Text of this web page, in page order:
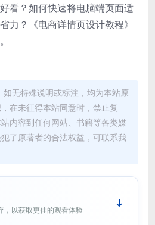
看？如何快速将电脑端页面适
力？《电商详情页设计教程》
如无特殊说明或标注，均为本站原
在未征得本站同意时，禁止复
内容到任何网站、书籍等各类媒
了原著者的合法权益，可联系我
，以获取更佳的观看体验